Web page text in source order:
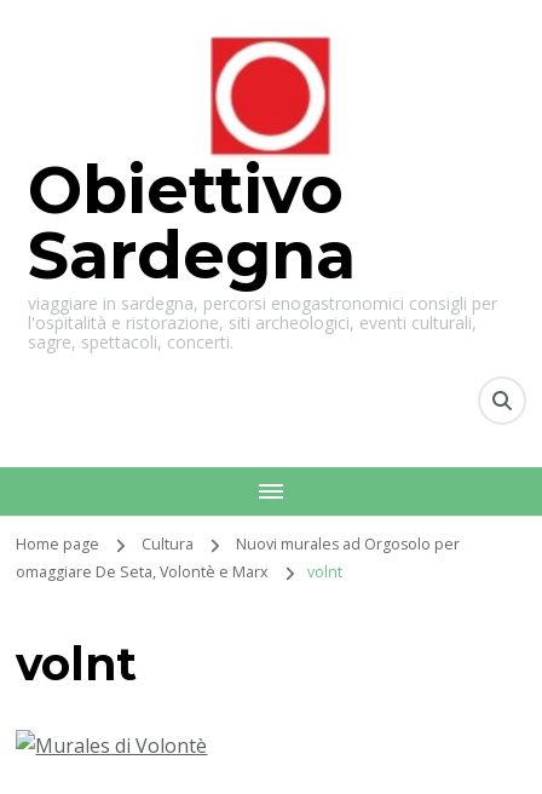
Obiettivo
Sardegna
viaggiare in sardegna, percorsi enogastronomici consigli per
l'ospitalità e ristorazione, siti archeologici, eventi culturali,
sagre, spettacoli, concerti.
Home page Cultura
Nuovi murales ad Orgosolo per
omaggiare De Seta, Volontè e Marx
volnt
volnt